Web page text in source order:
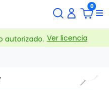
0
autorizado. Ver licencia
Next